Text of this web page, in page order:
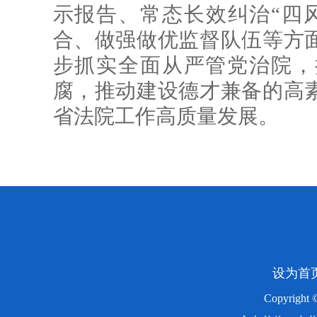
示报告、常态长效纠治“四
合、做强做优监督队伍等方
步抓实全面从严管党治院
腐，推动建设德才兼备的高
省法院工作高质量发展。
设为首
Copyright